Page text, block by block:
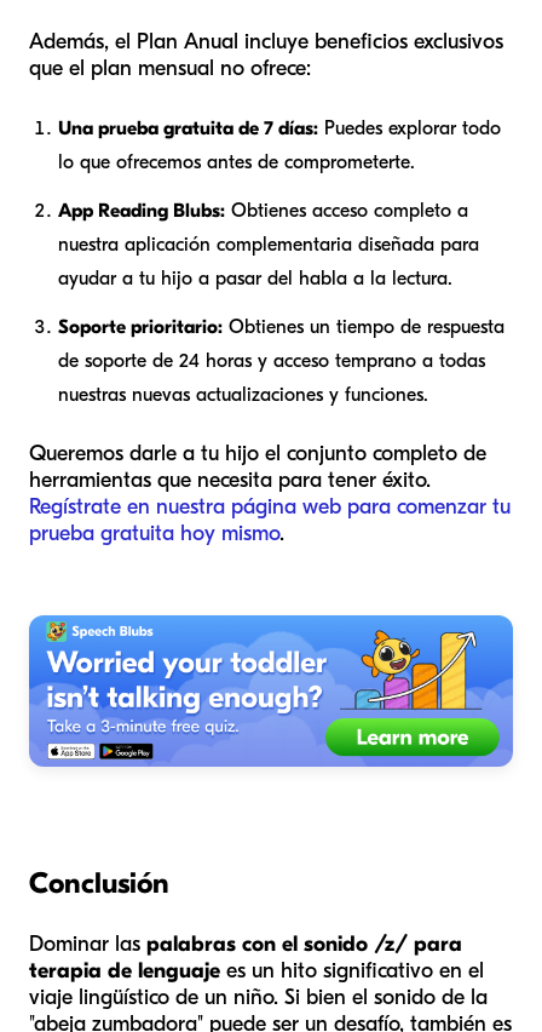
Además, el Plan Anual incluye beneficios exclusivos
que el plan mensual no ofrece:
Una prueba gratuita de 7 días: Puedes explorar todo
lo que ofrecemos antes de comprometerte.
App Reading Blubs: Obtienes acceso completo a
nuestra aplicación complementaria diseñada para
ayudar a tu hijo a pasar del habla a la lectura.
Soporte prioritario: Obtienes un tiempo de respuesta
de soporte de 24 horas y acceso temprano a todas
nuestras nuevas actualizaciones y funciones.
Queremos darle a tu hijo el conjunto completo de
herramientas que necesita para tener éxito.
Regístrate en nuestra página web para comenzar tu
prueba gratuita hoy mismo.
Conclusión
Dominar las palabras con el sonido /z/ para
terapia de lenguaje es un hito significativo en el
viaje lingüístico de un niño. Si bien el sonido de la
"abeja zumbadora" puede ser un desafío, también es